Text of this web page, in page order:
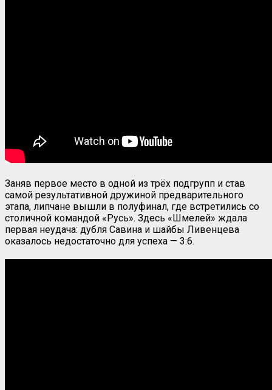
Заняв первое место в одной из трёх подгрупп и став
самой результативной дружиной предварительного
этапа, липчане вышли в полуфинал, где встретились со
столичной командой «Русь». Здесь «Шмелей» ждала
первая неудача: дубля Савина и шайбы Ливенцева
оказалось недостаточно для успеха — 3:6.